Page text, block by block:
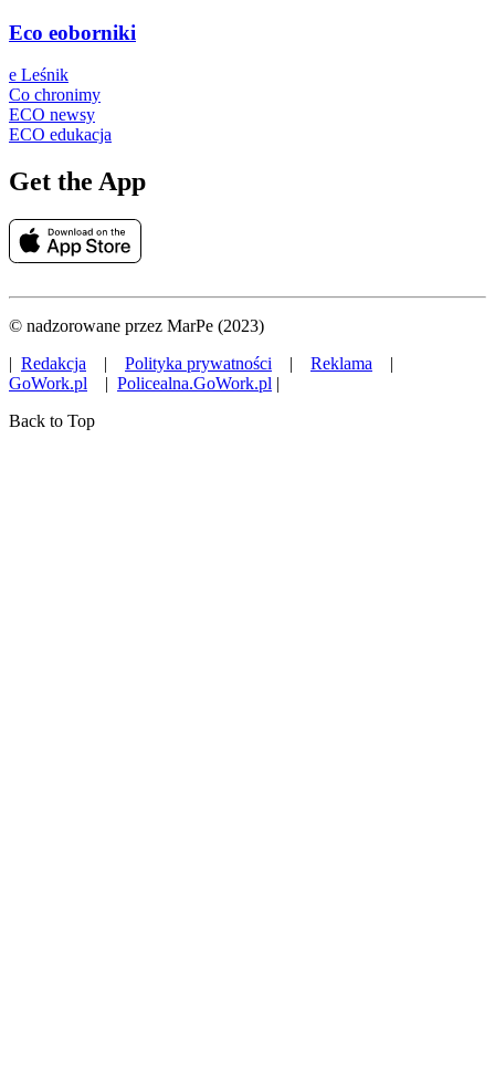
Eco eoborniki
e Leśnik
Co chronimy
ECO newsy
ECO edukacja
Get the App
© nadzorowane przez MarPe (2023)
| Redakcja | Polityka prywatności | Reklama |
GoWork.pl | Policealna.GoWork.pl |
Back to Top